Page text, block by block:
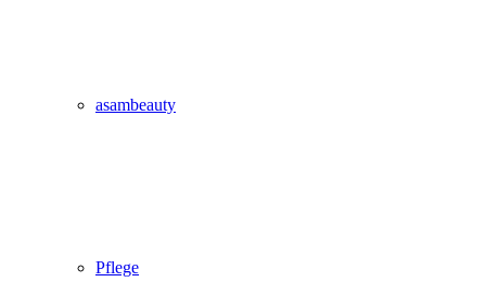
asambeauty
Pflege